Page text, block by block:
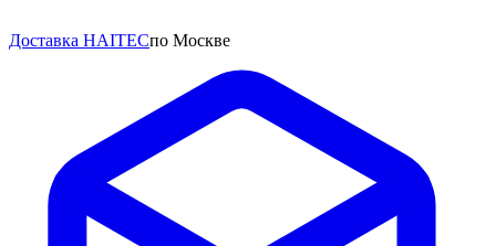
Доставка HAITECпо Москве